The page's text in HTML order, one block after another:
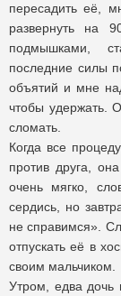
пересадить её,
развернуть на
подмышками,
последние силы
объятий и мне
чтобы удержать.
сломать.
Когда все
против друга,
очень мягко,
сердись, но
не справимся».
отпускать её в
своим мальчиком.
Утром, едва дочь